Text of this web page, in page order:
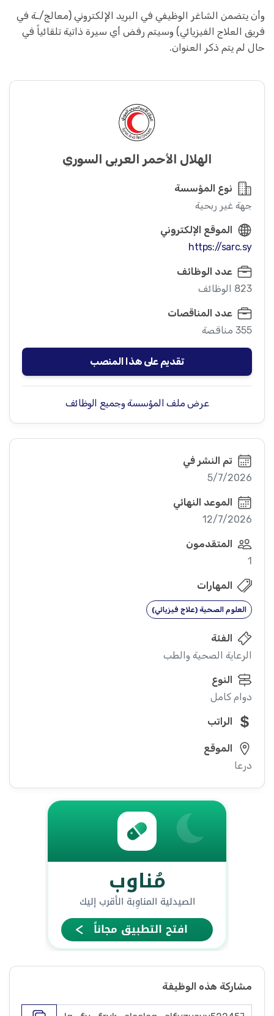
وأن يتضمن الشاغر الوظيفي في البريد الإلكتروني (معالج/ـة في
فريق العلاج الفيزيائي) وسيتم رفض أي سيرة ذاتية تلقائياً في
حال لم يتم ذكر العنوان.
الهلال الأحمر العربي السوري
نوع المؤسسة
جهة غير ربحية
الموقع الإلكتروني
https://sarc.sy
عدد الوظائف
823 الوظائف
عدد المناقصات
355 مناقصة
تقديم على هذا المنصب
عرض ملف المؤسسة وجميع الوظائف
تم النشر في
5/7/2026
الموعد النهائي
12/7/2026
المتقدمون
1
المهارات
العلوم الصحية (علاج فيزيائي)
الفئة
الرعاية الصحية والطب
النوع
دوام كامل
الراتب
الموقع
درعا
مشاركة هذه الوظيفة